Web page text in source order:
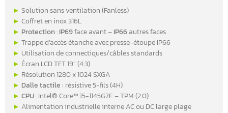
► Solution sans ventilation (Fanless)
► Coffret en inox 316L
► Protection:IP69face avant –IP66autres faces
► Trappe d’accès étanche avec presse-étoupe IP66
► Utilisation de connectiques/câbles standards
► Écran LCD TFT 19” (4:3)
► Résolution 1280 x 1024 SXGA
► Dalle tactile : résistive 5-fils (4H)
► CPU: Intel® Core™ i5-1145G7E – TPM (2.0)
► Alimentation industrielle interne AC ou DC large plage